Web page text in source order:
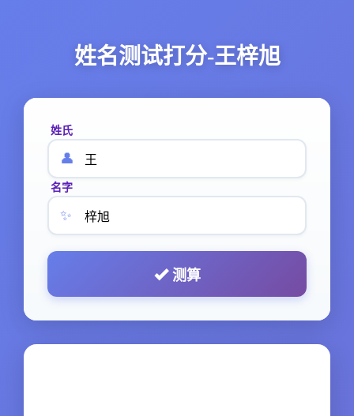
姓名测试打分-王梓旭
姓氏
👤
名字
✨
测算